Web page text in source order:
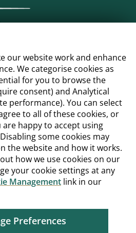
our website work and enhance
We categorise cookies as
for you to browse the
consent) and Analytical
performance). You can select
to all of these cookies, or
happy to accept using
some cookies may
the website and how it works.
how we use cookies on our
your cookie settings at any
Management link in our
Preferences